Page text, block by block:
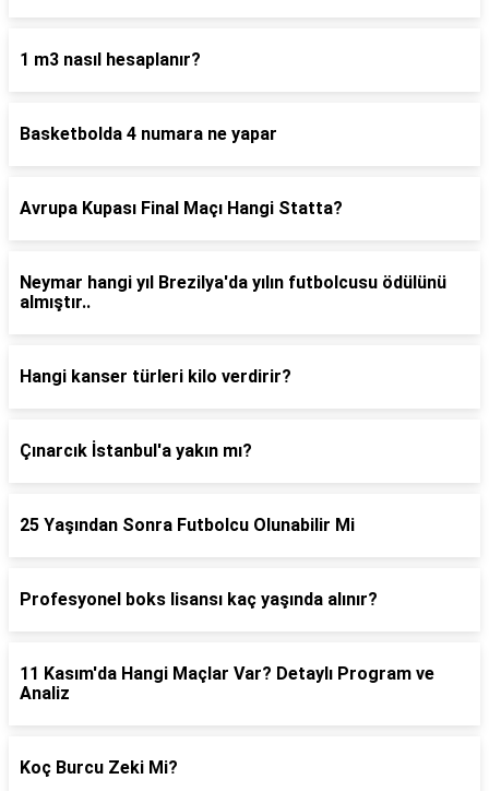
1 m3 nasıl hesaplanır?
Basketbolda 4 numara ne yapar
Avrupa Kupası Final Maçı Hangi Statta?
Neymar hangi yıl Brezilya'da yılın futbolcusu ödülünü
almıştır..
Hangi kanser türleri kilo verdirir?
Çınarcık İstanbul'a yakın mı?
25 Yaşından Sonra Futbolcu Olunabilir Mi
Profesyonel boks lisansı kaç yaşında alınır?
11 Kasım'da Hangi Maçlar Var? Detaylı Program ve
Analiz
Koç Burcu Zeki Mi?